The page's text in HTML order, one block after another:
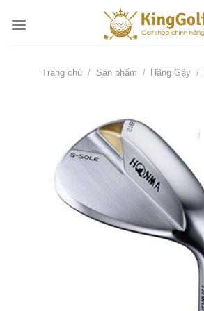
qua
Trang chủ / Sản phẩm / Hãng Gậy /